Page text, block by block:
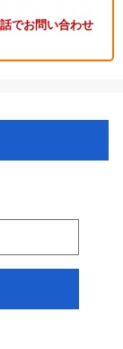
でお問い合わせ